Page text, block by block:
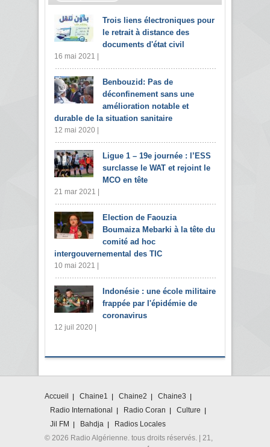
Trois liens électroniques pour
le retrait à distance des
documents d'état civil
16 mai 2021 |
Benbouzid: Pas de
déconfinement sans une
amélioration notable et
durable de la situation sanitaire
12 mai 2020 |
Ligue 1 – 19e journée : l’ESS
surclasse le WAT et rejoint le
MCO en tête
21 mar 2021 |
Election de Faouzia
Boumaiza Mebarki à la tête du
comité ad hoc
intergouvernemental des TIC
10 mai 2021 |
Indonésie : une école militaire
frappée par l'épidémie de
coronavirus
12 juil 2020 |
Accueil Chaine1 Chaine2
Chaine3
Radio International
Radio Coran
Culture
Jil FM
Bahdja
Radios Locales
© 2026 Radio Algérienne. tous droits réservés. | 21,